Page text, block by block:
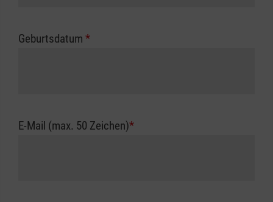
Geburtsdatum *
E-Mail (max. 50 Zeichen)*